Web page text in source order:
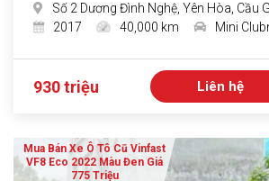
Số 2 Dương Đình Nghệ, Yên Hòa, Cầu
2017
40,000 km Mini
930 triệu Liên hệ
Mua Bán Xe Ô Tô Cũ Vinfast
VF8 Eco 2022 Màu Đen Giá
775 Triệu